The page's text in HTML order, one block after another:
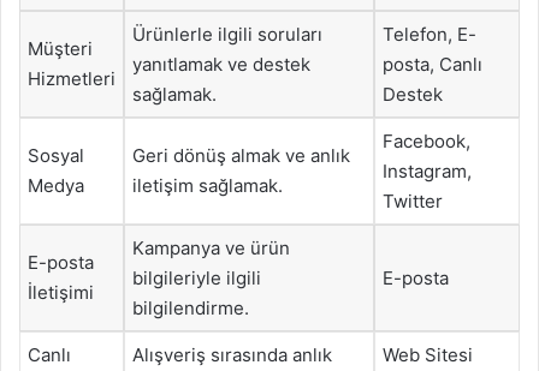
Müşteri
Hizmetleri
Ürünlerle ilgili soruları
yanıtlamak ve destek
sağlamak.
Telefon, E-
posta, Canlı
Destek
Sosyal
Medya
Geri dönüş almak ve anlık
iletişim sağlamak.
Facebook,
Instagram,
Twitter
E-posta
İletişimi
Kampanya ve ürün
bilgileriyle ilgili
bilgilendirme.
E-posta
Canlı
Alışveriş sırasında anlık
Web Sitesi